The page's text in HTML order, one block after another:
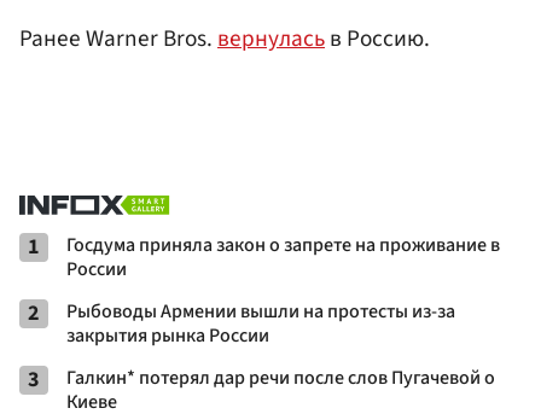
Ранее Warner Bros.вернуласьв Россию.
1
Госдума приняла закон о запрете на проживание в
России
2
Рыбоводы Армении вышли на протесты из-за
закрытия рынка России
3
Галкин* потерял дар речи после слов Пугачевой о
Киеве